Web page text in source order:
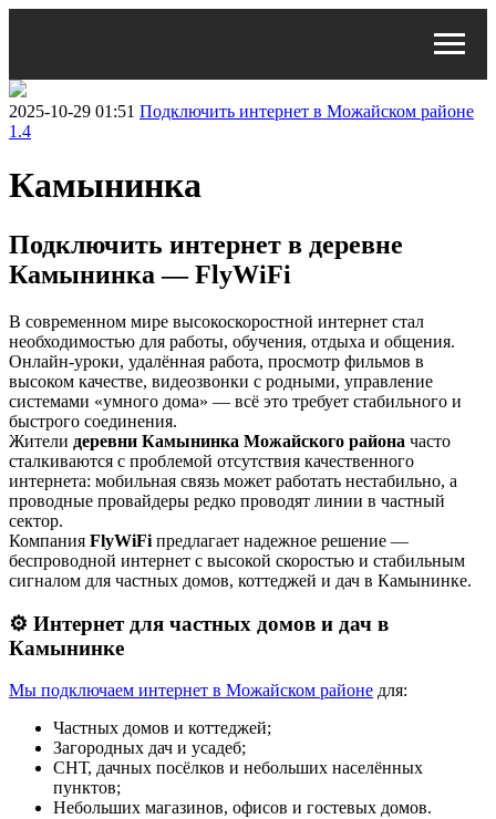
2025-10-29 01:51 Подключить интернет в Можайском районе
1.4
Камынинка
Подключить интернет в деревне
Камынинка — FlyWiFi
В современном мире высокоскоростной интернет стал
необходимостью для работы, обучения, отдыха и общения.
Онлайн-уроки, удалённая работа, просмотр фильмов в
высоком качестве, видеозвонки с родными, управление
системами «умного дома» — всё это требует стабильного и
быстрого соединения.
Жители деревни Камынинка Можайского района часто
сталкиваются с проблемой отсутствия качественного
интернета: мобильная связь может работать нестабильно, а
проводные провайдеры редко проводят линии в частный
сектор.
Компания FlyWiFi предлагает надежное решение —
беспроводной интернет с высокой скоростью и стабильным
сигналом для частных домов, коттеджей и дач в Камынинке.
⚙️ Интернет для частных домов и дач в
Камынинке
Мы подключаем интернет в Можайском районе для:
Частных домов и коттеджей;
Загородных дач и усадеб;
СНТ, дачных посёлков и небольших населённых
пунктов;
Небольших магазинов, офисов и гостевых домов.